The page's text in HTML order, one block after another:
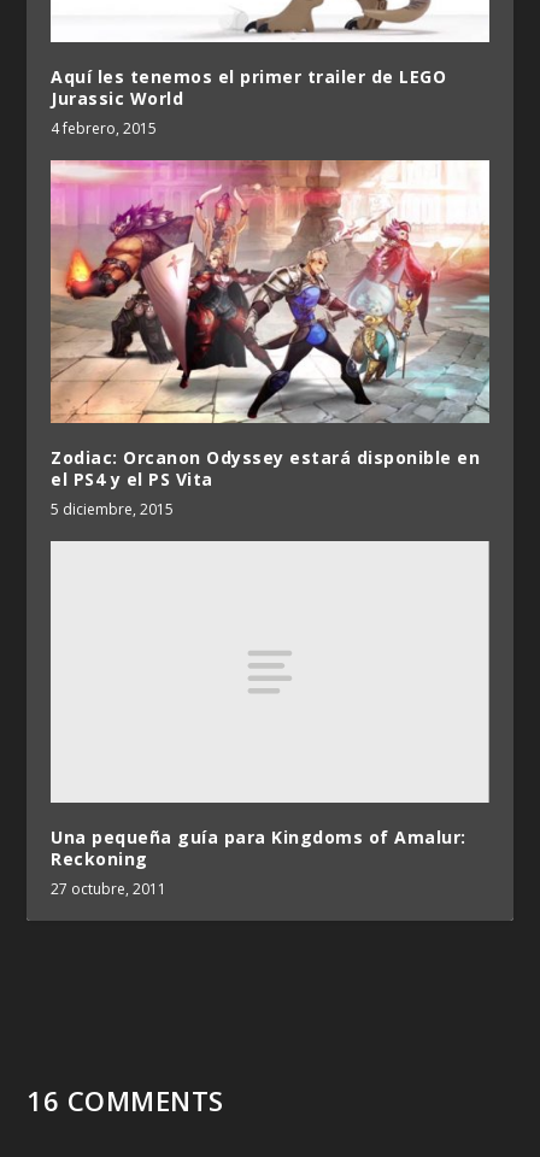
Aquí les tenemos el primer trailer de LEGO
Jurassic World
4 febrero, 2015
Zodiac: Orcanon Odyssey estará disponible en
el PS4 y el PS Vita
5 diciembre, 2015
Una pequeña guía para Kingdoms of Amalur:
Reckoning
27 octubre, 2011
16 COMMENTS